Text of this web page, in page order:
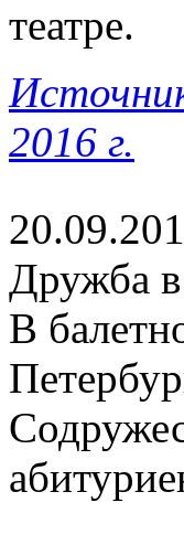
театре.
2016 г.
Дружба
В